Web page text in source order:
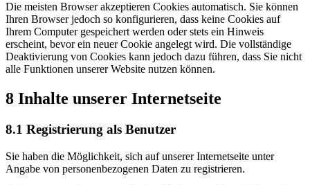
Die meisten Browser akzeptieren Cookies automatisch. Sie können
Ihren Browser jedoch so konfigurieren, dass keine Cookies auf
Ihrem Computer gespeichert werden oder stets ein Hinweis
erscheint, bevor ein neuer Cookie angelegt wird. Die vollständige
Deaktivierung von Cookies kann jedoch dazu führen, dass Sie nicht
alle Funktionen unserer Website nutzen können.
8 Inhalte unserer Internetseite
8.1 Registrierung als Benutzer
Sie haben die Möglichkeit, sich auf unserer Internetseite unter
Angabe von personenbezogenen Daten zu registrieren.